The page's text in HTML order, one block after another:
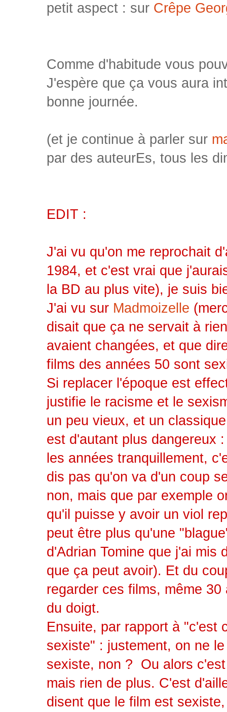
petit aspect : sur Crêpe
Comme d'habitude vous
J'espère que ça vous aura
bonne journée.
(et je continue à parler sur
par des auteurEs, tous les
EDIT :
J'ai vu qu'on me reprochait
1984, et c'est vrai que
la BD au plus vite), je suis
J'ai vu sur Madmoizelle
disait que ça ne servait à
avaient changées, et que
films des années 50 sont
Si replacer l'époque est
justifie le racisme et le
un peu vieux, et un
est d'autant plus dangereux
les années tranquillement,
dis pas qu'on va d'un coup
non, mais que par exemple
qu'il puisse y avoir un viol
peut être plus qu'une
d'Adrian Tomine que j'ai mis
que ça peut avoir). Et du
regarder ces films, même
du doigt.
Ensuite, par rapport à "c'est
sexiste" : justement, on ne
sexiste, non ? Ou alors
mais rien de plus. C'est
disent que le film est